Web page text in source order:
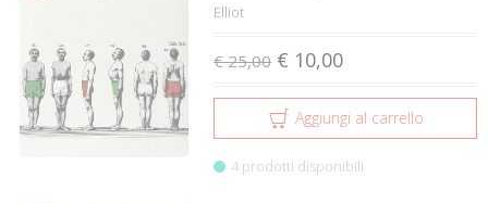
Elliot
€ 25,00 € 10,00
Aggiungi al carrello
4 prodotti disponibili